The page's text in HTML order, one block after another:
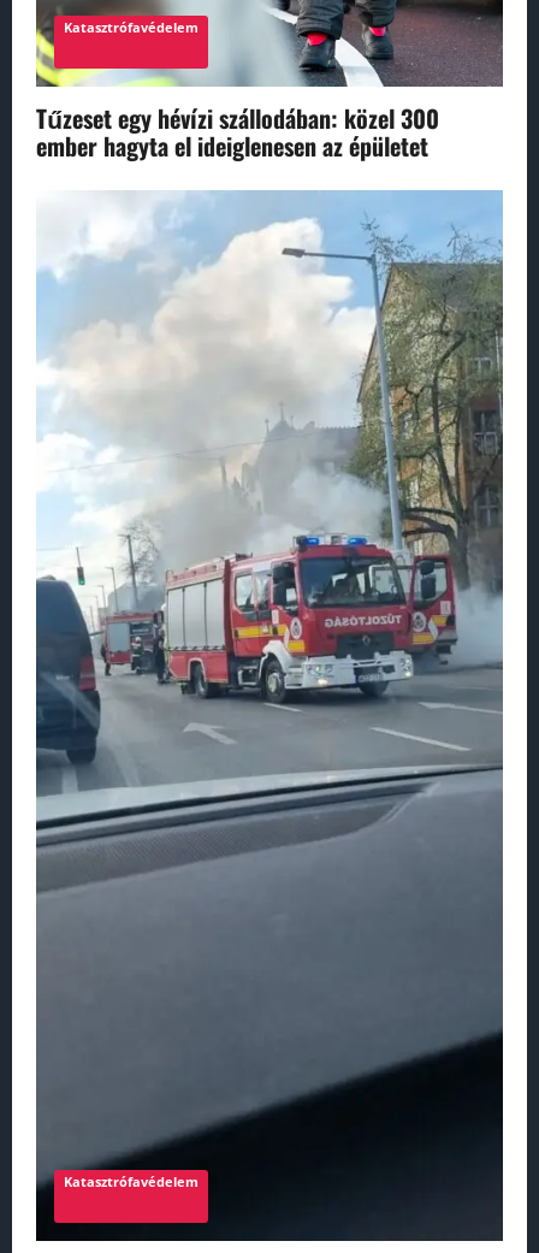
Katasztrófavédelem
Tűzeset egy hévízi szállodában: közel 300
ember hagyta el ideiglenesen az épületet
Katasztrófavédelem